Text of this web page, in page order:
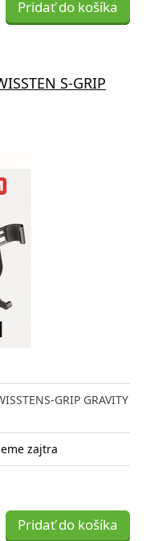
Pridať do košíka
S-GRIP
GRIP GRAVITY
zajtra
Pridať do košíka